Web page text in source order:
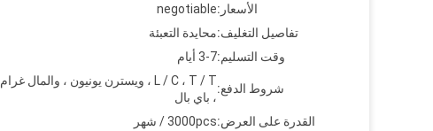
الأسعار:negotiable
تفاصيل التغليف:محايدة التعبئة
وقت التسليم:3-7 أيام
شروط الدفع:
L / C ، T / T ، ويسترن يونيون ، والمال غرام
، باي بال
القدرة على العرض:3000pcs / شهر